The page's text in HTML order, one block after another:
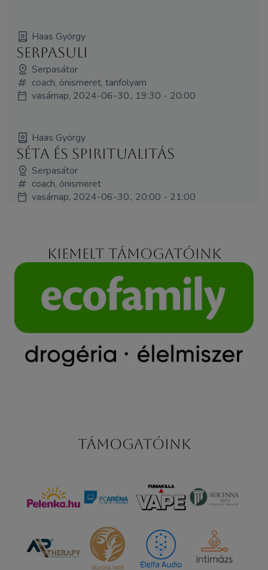
Haas György
Serpasuli
Serpasátor
coach, önismeret, tanfolyam
vasárnap, 2024-06-30., 19:30 - 20:00
Haas György
Séta és spiritualitás
Serpasátor
coach, önismeret
vasárnap, 2024-06-30., 20:00 - 21:00
Kiemelt támogatóink
Támogatóink